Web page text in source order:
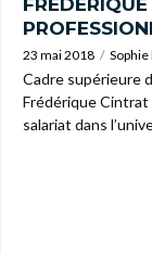
23 mai 2018
Cadre supérieure
Frédérique
salariat dans